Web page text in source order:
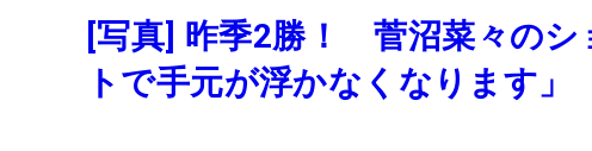
[写真] 昨季2勝！ 菅沼菜々のシ
トで手元が浮かなくなります」